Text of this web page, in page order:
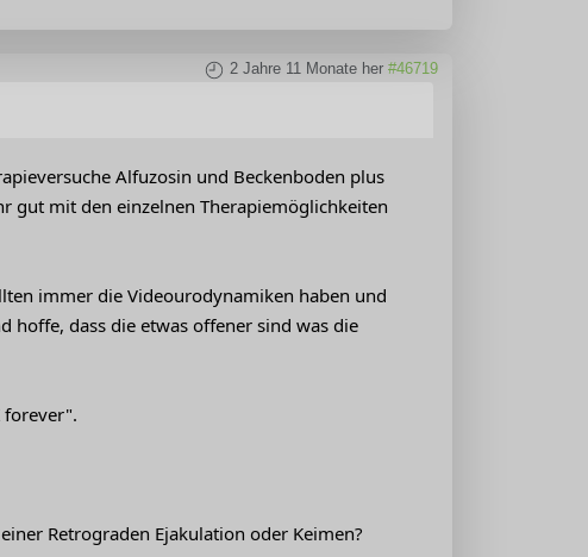
2 Jahre 11 Monate her #46719
Alfuzosin und Beckenboden plus
gut mit den einzelnen Therapiemöglichkeiten
immer die Videourodynamiken haben und
hoffe, dass die etwas offener sind was die
forever".
Retrograden Ejakulation oder Keimen?